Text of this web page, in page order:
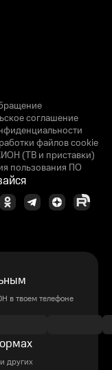
соглашение
файлов cookie
(ТВ и приставки)
пользования ПО
в твоем телефоне
других